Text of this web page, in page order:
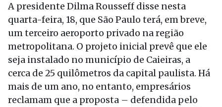
A presidente Dilma Rousseff disse nesta
quarta-feira, 18, que São Paulo terá, em breve,
um terceiro aeroporto privado na região
metropolitana. O projeto inicial prevê que ele
seja instalado no município de Caieiras, a
cerca de 25 quilômetros da capital paulista. Há
mais de um ano, no entanto, empresários
reclamam que a proposta – defendida pelo